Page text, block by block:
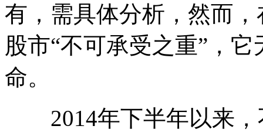
有，需具体分析，然而
股市“不可承受之重”，
命。
2014年下半年以来，